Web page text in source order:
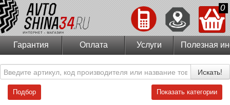
0
Гарантия Оплата Услуги Полезная
Искать!
Подбор Показать категории